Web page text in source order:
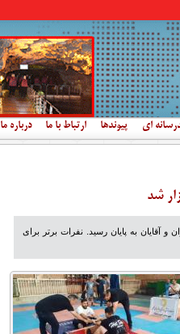
ای پیوندها ارتباط با ما درباره ما
شد
آقایان به پایان رسید. نفرات برتر برای